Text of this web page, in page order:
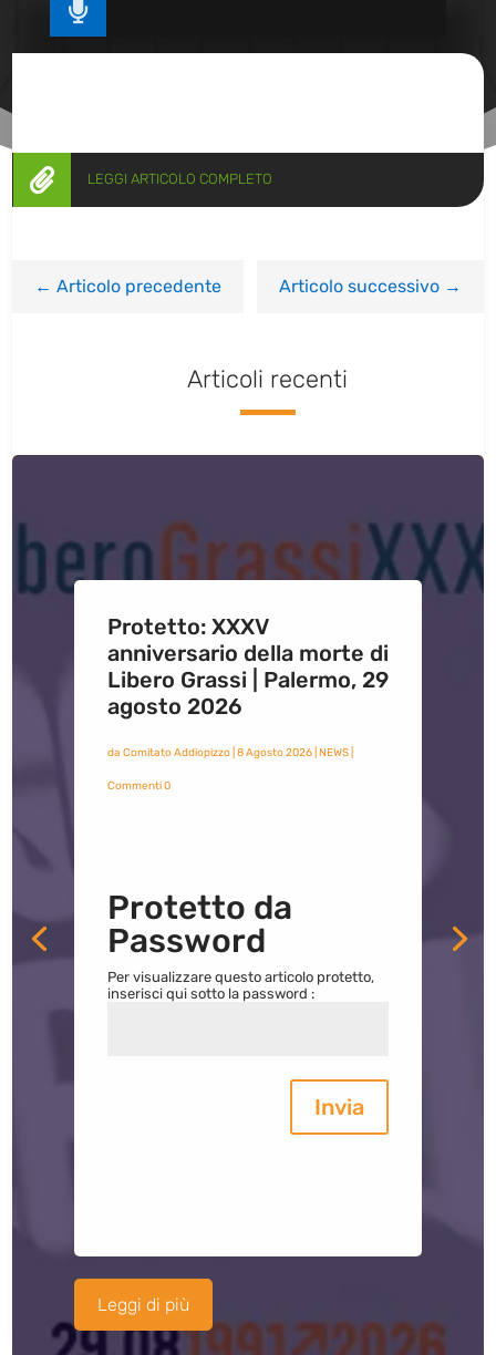

 LEGGI ARTICOLO COMPLETO
←Articolo precedente Articolo successivo→
Articoli recenti
Protetto: XXXV
anniversario della morte di
Libero Grassi | Palermo, 29
agosto 2026
da Comitato Addiopizzo| 8 Agosto 2026| NEWS|
Commenti 0
Protetto da
Password
Per visualizzare questo articolo protetto,
inserisci qui sotto la password :
Invia
Leggi di più